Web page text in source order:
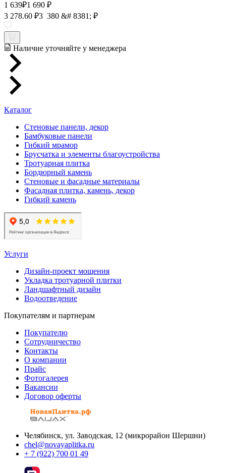
1 639₽1 690 ₽
3 278.60 ₽3 380 &# 8381; ₽
Наличие уточняйте у менеджера
Каталог
Стеновые панели, декор
Бамбуковые панели
Гибкий мрамор
Брусчатка и элементы благоустройства
Тротуарная плитка
Бордюрный камень
Стеновые и фасадные материалы
Фасадная плитка, камень, декор
Гибкий камень
Услуги
Дизайн-проект мощения
Укладка тротуарной плитки
Ландшафтный дизайн
Водоотведение
Покупателям и партнерам
Покупателю
Сотрудничество
Контакты
О компании
Прайс
Фотогалерея
Вакансии
Договор оферты
Челябинск, ул. Заводская, 12 (микрорайон Шершни)
chel@novayaplitka.ru
+ 7 (922) 700 01 49